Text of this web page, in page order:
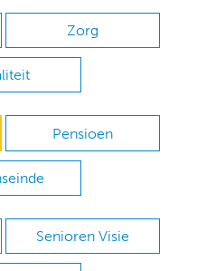
Zorg
Pensioen
Senioren Visie